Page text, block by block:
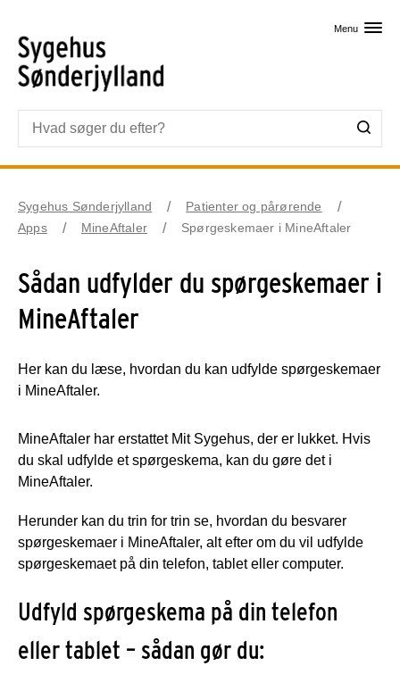
Menu
Sygehus Sønderjylland
Patienter og pårørende
Apps
MineAftaler Spørgeskemaer i MineAftaler
Sådan udfylder du spørgeskemaer i
MineAftaler
Her kan du læse, hvordan du kan udfylde spørgeskemaer
i MineAftaler.
MineAftaler har erstattet Mit Sygehus, der er lukket. Hvis
du skal udfylde et spørgeskema, kan du gøre det i
MineAftaler.
Herunder kan du trin for trin se, hvordan du besvarer
spørgeskemaer i MineAftaler, alt efter om du vil udfylde
spørgeskemaet på din telefon, tablet eller computer.
Udfyld spørgeskema på din telefon
eller tablet – sådan gør du: